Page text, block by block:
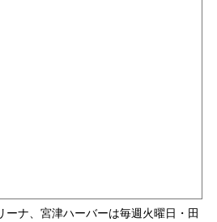
ーナ、宮津ハーバーは毎週火曜日・田